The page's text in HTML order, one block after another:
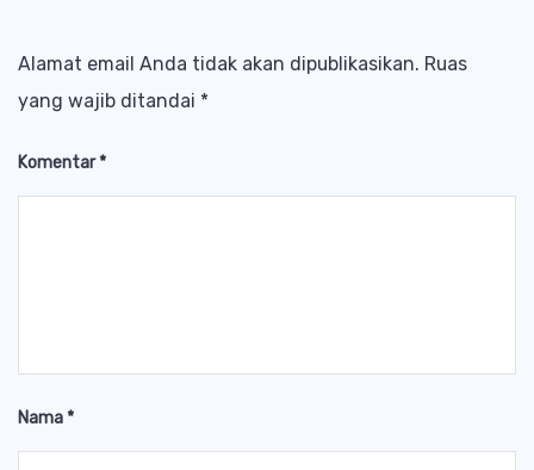
Alamat email Anda tidak akan dipublikasikan. Ruas
yang wajib ditandai *
Komentar*
Nama*